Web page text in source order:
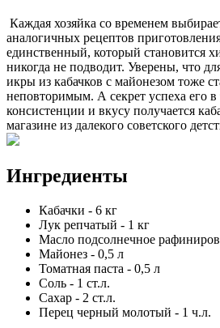
Каждая хозяйка со временем
аналогичных рецептов
единственный, который становится
никогда не подводит. Уверены, что
икры из кабачков с майонезом тоже
неповторимым. А секрет успеха его
консистенции и вкусу получается
магазине из далекого советского
Ингредиенты
Кабачки - 6 кг
Лук репчатый - 1 кг
Масло подсолнечное
Майонез - 0,5 л
Томатная паста - 0,5 л
Соль - 1 ст.л.
Сахар - 2 ст.л.
Перец черный молотый - 1 ч.л.